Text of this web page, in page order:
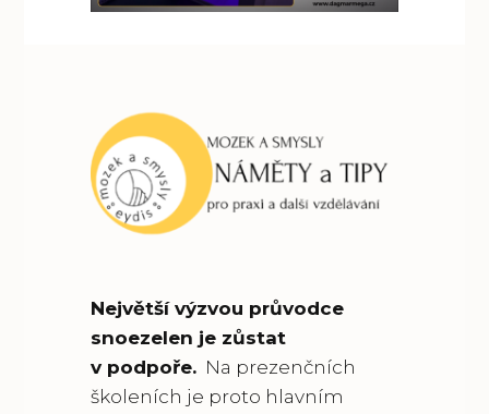
Největší výzvou průvodce
snoezelen je zůstat
v podpoře.Na prezenčních
školeních je proto hlavním